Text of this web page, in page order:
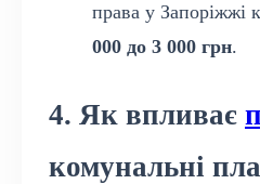
права у Запоріжжі
000 до 3 000 грн.
4. Як впливає
комунальні